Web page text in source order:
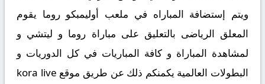
ويتم إستضافة المباراه في ملعب أوليمبكو روما يقوم
المعلق الرياضى بالتعليق على مباراة روما و ليتشي و
لمشاهدة المباراة و كافة المباريات في كل الدوريات و
البطولات العالمية يكمنكم ذلك عن طريق موقع kora live